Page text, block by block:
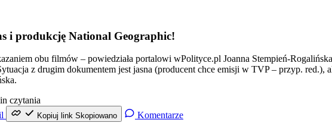
i produkcję National Geographic!
obu filmów – powiedziała portalowi wPolityce.pl Joanna Stempień-
z drugim dokumentem jest jasna (producent chce emisji w TVP – przyp.
czytania
Kopiuj link Skopiowano Komentarze